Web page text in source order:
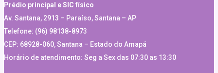
Prédio principal e SIC físico
Av. Santana, 2913 – Paraíso, Santana – AP
Telefone: (96) 98138-8973
CEP: 68928-060, Santana – Estado do Amapá
Horário de atendimento: Seg a Sex das 07:30 as 13:30